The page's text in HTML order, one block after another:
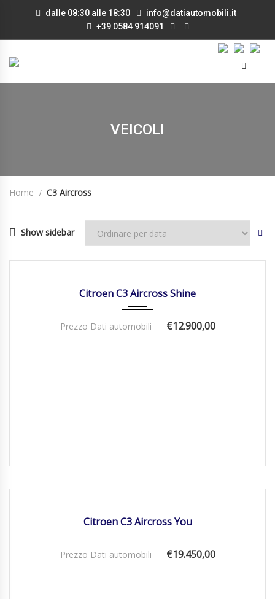
dalle 08:30 alle 18:30
info@datiautomobili.it
+39 0584 914091
VEICOLI
Home C3 Aircross
Show sidebar
Citroen C3 Aircross Shine
Prezzo Dati automobili €12.900,00
Citroen C3 Aircross You
Prezzo Dati automobili €19.450,00